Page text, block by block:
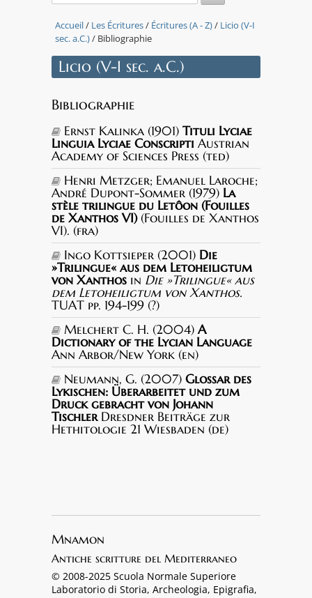
Accueil/ Les Écritures/ Écritures (A - Z)/ Licio (V-I
sec. a.C.)/ Bibliographie
Licio (V-I sec. a.C.)
Bibliographie
Ernst Kalinka (1901) Tituli Lyciae
Linguia Lyciae Conscripti Austrian
Academy of Sciences Press (ted)
Henri Metzger; Emanuel Laroche;
André Dupont-Sommer (1979) La
stèle trilingue du Letôon (Fouilles
de Xanthos VI)(Fouilles de Xanthos
VI). (fra)
Ingo Kottsieper (2001) Die
»Trilingue« aus dem Letoheiligtum
von Xanthos in Die »Trilingue« aus
dem Letoheiligtum von Xanthos.
TUAT pp. 194-199 (?)
Melchert C. H. (2004)A
Dictionary of the Lycian Language
Ann Arbor/New York (en)
Neumann, G. (2007) Glossar des
Lykischen: Überarbeitet und zum
Druck gebracht von Johann
TischlerDresdner Beiträge zur
Hethitologie 21 Wiesbaden (de)
Mnamon
Antiche scritture del Mediterraneo
© 2008-2025 Scuola Normale Superiore
Laboratorio di Storia, Archeologia, Epigrafia,